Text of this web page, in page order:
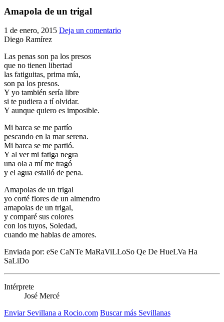
Amapola de un trigal
1 de enero, 2015 Deja un comentario
Diego Ramírez
Las penas son pa los presos
que no tienen libertad
las fatiguitas, prima mía,
son pa los presos.
Y yo también sería libre
si te pudiera a tí olvidar.
Y aunque quiero es imposible.
Mi barca se me partío
pescando en la mar serena.
Mi barca se me partió.
Y al ver mi fatiga negra
una ola a mí me tragó
y el agua estalló de pena.
Amapolas de un trigal
yo corté flores de un almendro
amapolas de un trigal,
y comparé sus colores
con los tuyos, Soledad,
cuando me hablas de amores.
Enviada por: eSe CaNTe MaRaViLLoSo Qe De HueLVa Ha
SaLiDo
Intérprete
José Mercé
Enviar Sevillana a Rocio.com Buscar más Sevillanas
El traslado cada siete años
Rocío?
En el Rocío, ¿dónde me alojo?